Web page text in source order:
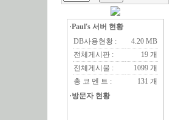
·Paul's 서버 현황
DB사용현황 :
4.20 MB
전체게시판 :
19 개
전체게시물 :
1099 개
총 코 멘 트 :
131 개
·방문자 현황